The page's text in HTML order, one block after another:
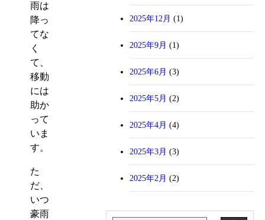
雨は
降っ
てな
く
て、
移動
には
助か
って
いま
す。
た
だ、
いつ
豪雨
2025年12月 (1)
2025年9月 (1)
2025年6月 (3)
2025年5月 (2)
2025年4月 (4)
2025年3月 (3)
2025年2月 (2)